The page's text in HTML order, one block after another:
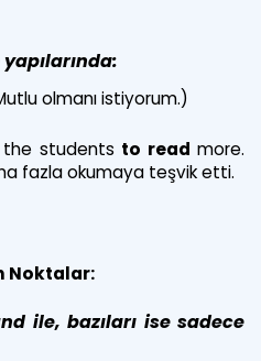
olmanı istiyorum.)
students to read more.
fazla okumaya teşvik etti.
Noktalar:
ile, bazıları ise sadece